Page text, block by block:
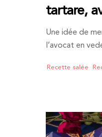
tartare,
Une idée de
l’avocat en
Recette salée